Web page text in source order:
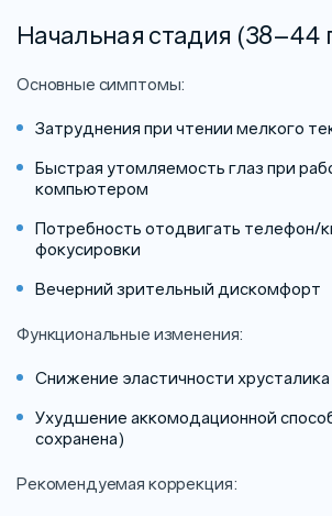
Начальная стадия (38–44
Основные симптомы:
Затруднения при чтении мелкого
Быстрая утомляемость глаз при
компьютером
Потребность отодвигать телефон/
фокусировки
Вечерний зрительный дискомфорт
Функциональные изменения:
Снижение эластичности хрусталика
Ухудшение аккомодационной
сохранена)
Рекомендуемая коррекция: